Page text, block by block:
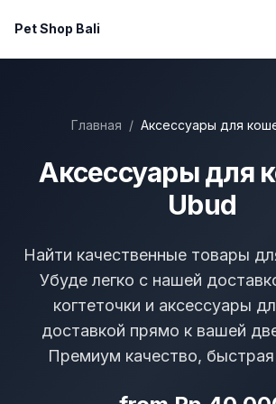
Pet Shop Bali
Главная / Аксессуары для
Аксессуары для
Ubud
Найти качественные товары
Убуде легко с нашей
когтеточки и аксессуары
доставкой прямо к вашей
Премиум качество, быстрая